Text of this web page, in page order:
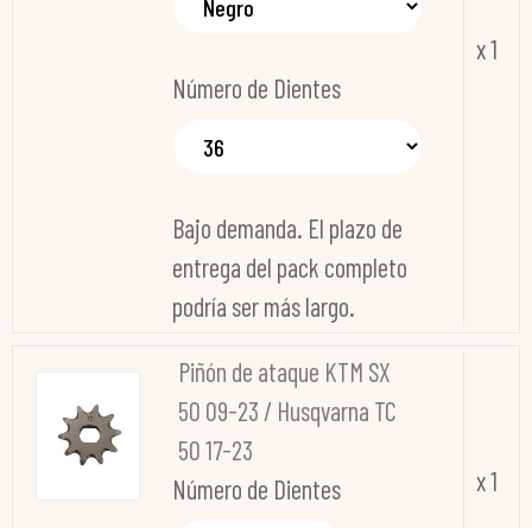
Número de Dientes
Bajo demanda. El plazo de
entrega del pack completo
podría ser más largo.
x 1
Piñón de ataque KTM SX
50 09-23 / Husqvarna TC
50 17-23
Número de Dientes
x 1